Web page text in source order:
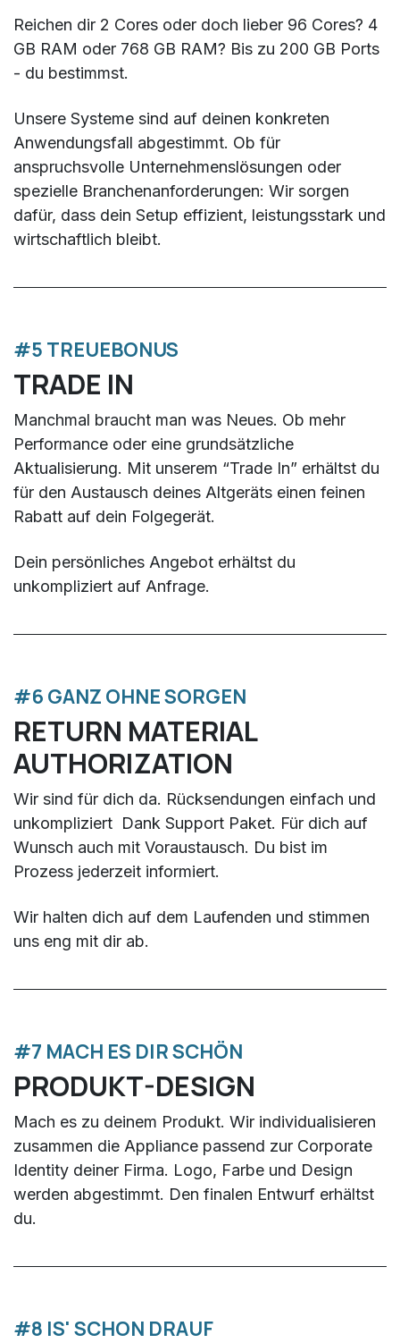
Reichen dir 2 Cores oder doch lieber 96 Cores? 4
GB RAM oder 768 GB RAM? Bis zu 200 GB Ports
- du bestimmst.
Unsere Systeme sind auf deinen konkreten
Anwendungsfall abgestimmt. Ob für
anspruchsvolle Unternehmenslösungen oder
spezielle Branchenanforderungen: Wir sorgen
dafür, dass dein Setup effizient, leistungsstark und
wirtschaftlich bleibt.
#5 TREUEBONUS
TRADE IN
Manchmal braucht man was Neues. Ob mehr
Performance oder eine grundsätzliche
Aktualisierung. Mit unserem “Trade In” erhältst du
für den Austausch deines Altgeräts einen feinen
Rabatt auf dein Folgegerät.
Dein persönliches Angebot erhältst du
unkompliziert auf Anfrage.​
#6 GANZ OHNE SORGEN
RETURN MATERIAL
AUTHORIZATION
Wir sind für dich da. Rücksendungen einfach und
unkompliziert Dank Support Paket. Für dich auf
Wunsch auch mit Voraustausch. Du bist im
Prozess jederzeit informiert.
Wir halten dich auf dem Laufenden und stimmen
uns eng mit dir ab.
#7 MACH ES DIR SCHÖN
PRODUKT-DESIGN
Mach es zu deinem Produkt. Wir individualisieren
zusammen die Appliance passend zur Corporate
Identity deiner Firma. Logo, Farbe und Design
werden abgestimmt. Den finalen Entwurf erhältst
du.
#8 IS' SCHON DRAUF